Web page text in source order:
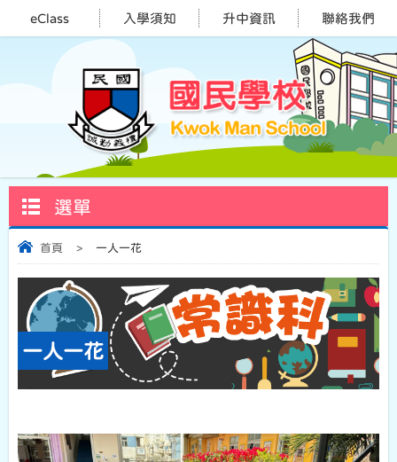
eClass 入學須知 升中資訊 聯絡我們
選單
首頁 > 一人一花
一人一花